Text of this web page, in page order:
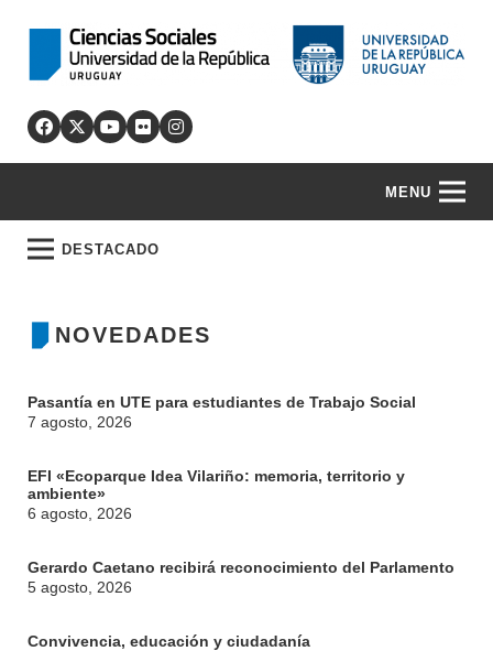
MENU
DESTACADO
NOVEDADES
Pasantía en UTE para estudiantes de Trabajo Social
7 agosto, 2026
EFI «Ecoparque Idea Vilariño: memoria, territorio y
ambiente»
6 agosto, 2026
Gerardo Caetano recibirá reconocimiento del Parlamento
5 agosto, 2026
Convivencia, educación y ciudadanía